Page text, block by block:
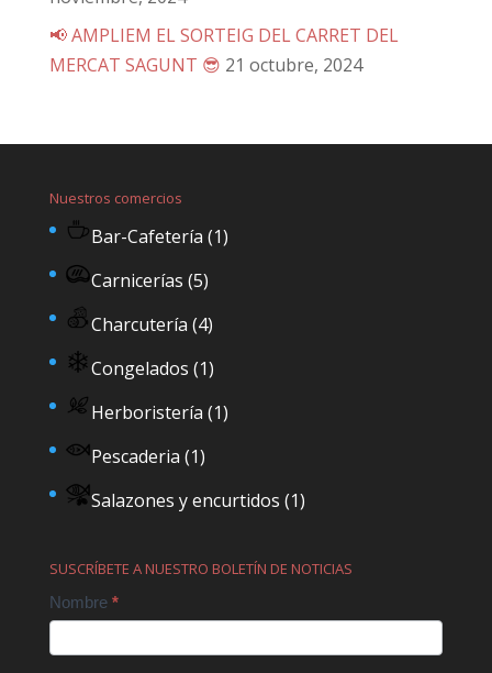
📢 AMPLIEM EL SORTEIG DEL CARRET DEL
MERCAT SAGUNT 😎 21 octubre, 2024
Nuestros comercios
Bar-Cafetería (1)
Carnicerías (5)
Charcutería (4)
Congelados (1)
Herboristería (1)
Pescaderia (1)
Salazones y encurtidos (1)
SUSCRÍBETE A NUESTRO BOLETÍN DE NOTICIAS
Contact
Nombre *